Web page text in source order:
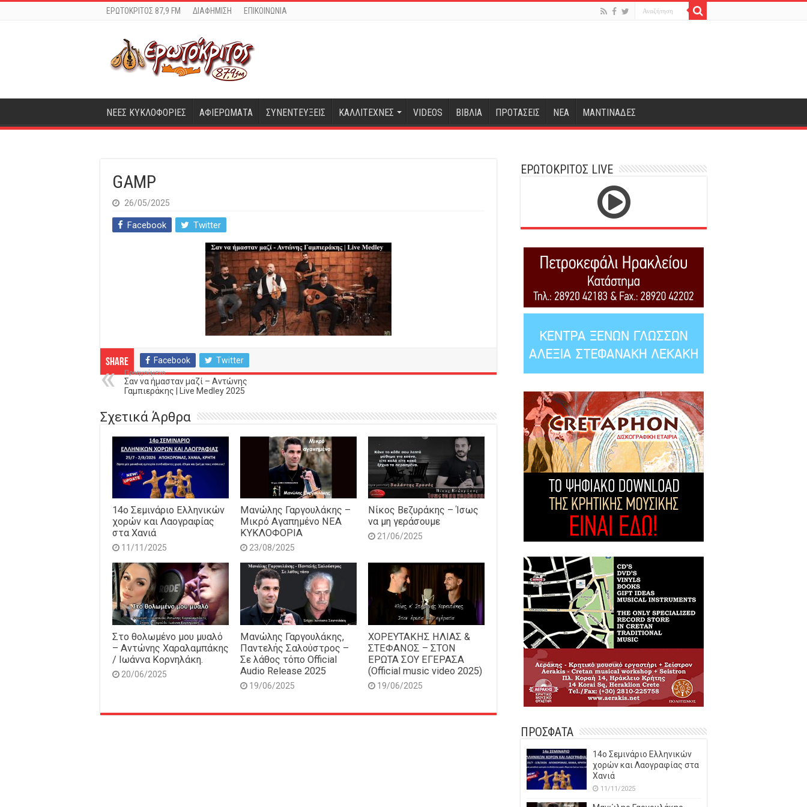
ΕΡΩΤΟΚΡΙΤΟΣ 87,9 FM ΔΙΑΦΗΜΙΣΗ ΕΠΙΚΟΙΝΩΝΙΑ
ΝΕΕΣ ΚΥΚΛΟΦΟΡΙΕΣ ΑΦΙΕΡΩΜΑΤΑ ΣΥΝΕΝΤΕΥΞΕΙΣ ΚΑΛΛΙΤΕΧΝΕΣ VIDEOS ΒΙΒΛΙΑ ΠΡΟΤΑΣΕΙΣ ΝΕΑ ΜΑΝΤΙΝΑΔΕΣ
GAMP
26/05/2025
Facebook Twitter
Share Facebook Twitter
Προηγούμενο
Σαν να ήμασταν μαζί – Αντώνης
Γαμπιεράκης | Live Medley 2025
Σχετικά Άρθρα
14o Σεμινάριο Ελληνικών
χορών και Λαογραφίας
στα Χανιά
11/11/2025
Μανώλης Γαργουλάκης –
Μικρό Αγαπημένο NEΑ
ΚΥΚΛΟΦΟΡΙΑ
23/08/2025
Νίκος Βεζυράκης – Ίσως
να μη γεράσουμε
21/06/2025
Στο θολωμένο μου μυαλό
– Αντώνης Χαραλαμπάκης
/ Ιωάννα Κορνηλάκη.
20/06/2025
Μανώλης Γαργουλάκης,
Παντελής Σαλούστρος –
Σε λάθος τόπο Official
Audio Release 2025
19/06/2025
ΧΟΡΕΥΤΑΚΗΣ ΗΛΙΑΣ &
ΣΤΕΦΑΝΟΣ – ΣΤΟΝ
ΕΡΩΤΑ ΣΟΥ ΕΓΕΡΑΣΑ
(Official music video 2025)
19/06/2025
ΕΡΩΤΟΚΡΙΤΟΣ LIVE
ΠΡΟΣΦΑΤΑ
14o Σεμινάριο Ελληνικών
χορών και Λαογραφίας στα
Χανιά
11/11/2025